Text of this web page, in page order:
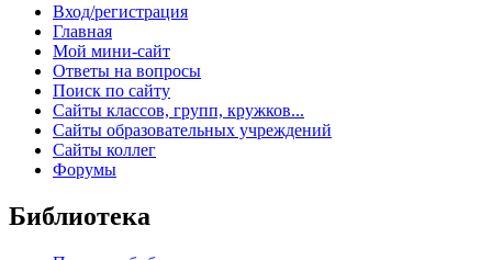
Вход/регистрация
Главная
Мой мини-сайт
Ответы на вопросы
Поиск по сайту
Сайты классов, групп, кружков...
Сайты образовательных учреждений
Сайты коллег
Форумы
Библиотека